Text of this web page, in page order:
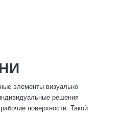
элементы визуально
решения
поверхности. Такой